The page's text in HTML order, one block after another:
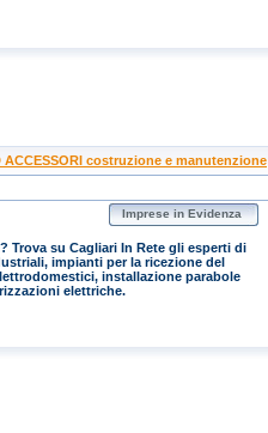
ACCESSORI costruzione e manutenzione
Imprese in Evidenza
Trova su Cagliari In Rete gli esperti di
impianti per la ricezione del
installazione parabole
elettriche.